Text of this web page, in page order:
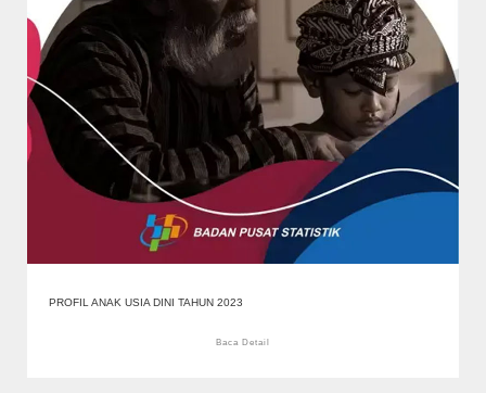
PROFIL ANAK USIA DINI TAHUN 2023
Baca Detail